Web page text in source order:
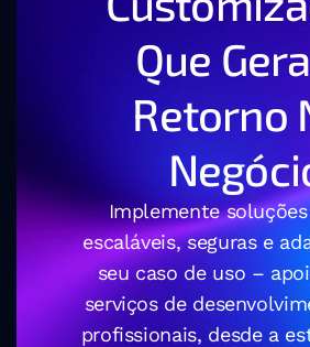
Que
Retorno
Implemente
escaláveis, seguras e
seu caso de uso –
serviços de
profissionais, desde a